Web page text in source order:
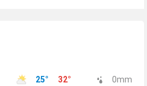
25° 32° 0mm